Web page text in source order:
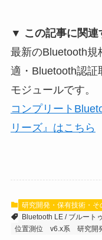
▼ この記事に関連
最新のBluetooth規
適・Bluetooth認証
モジュールです。
コンプリート
リーズ』はこちら
研究開発・保有技術・そ
Bluetooth LE / ブルート
位置測位
v6.x系 研究開